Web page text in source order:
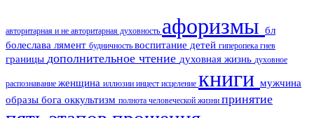
авторитарная и не авторитарная духовность афоризмы бл
болеслава лямент будничность воспитание детей гиперопека гнев
границы дополнительное чтение духовная жизнь духовное
распознавание женщина иллюзии инцест исцеление книги мужчина
образы бога оккультизм полнота человеческой жизни принятие